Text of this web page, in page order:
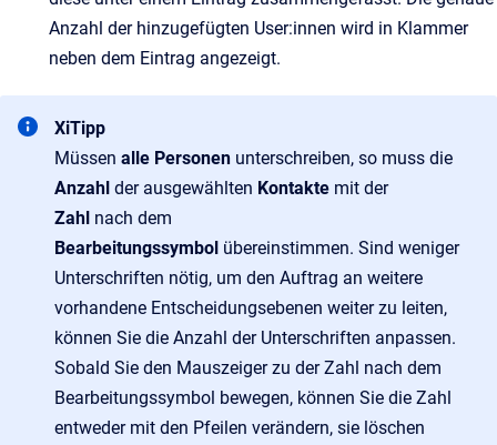
Anzahl der hinzugefügten User:innen wird in Klammer
neben dem Eintrag angezeigt.
XiTipp
Müssen alle Personen unterschreiben, so muss die
Anzahl der ausgewählten Kontakte mit der
Zahl nach dem
Bearbeitungssymbol übereinstimmen. Sind weniger
Unterschriften nötig, um den Auftrag an weitere
vorhandene Entscheidungsebenen weiter zu leiten,
können Sie die Anzahl der Unterschriften anpassen.
Sobald Sie den Mauszeiger zu der Zahl nach dem
Bearbeitungssymbol bewegen, können Sie die Zahl
entweder mit den Pfeilen verändern, sie löschen